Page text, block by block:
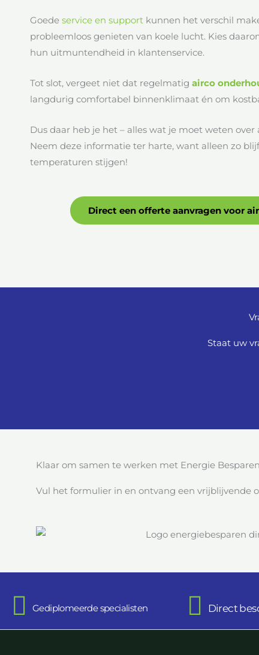
Goede service en support kunnen het verschil
probleemloos genieten van koele lucht. Kies
hun uitmuntendheid in klantenservice.
Tot slot, vergeet niet dat regelmatig airco
langdurig comfortabel binnenklimaat én om
Dus daar heb je het – alles wat je moet weten
Neem deze informatie ter harte, want alleen zo
temperaturen stijgen!
Direct een offerte aanvragen voor
Staat uw
Klaar om samen te werken met Energie
Vul het formulier in en ontvang een vrijblijvende
Gediplomeerde specialisten Direct